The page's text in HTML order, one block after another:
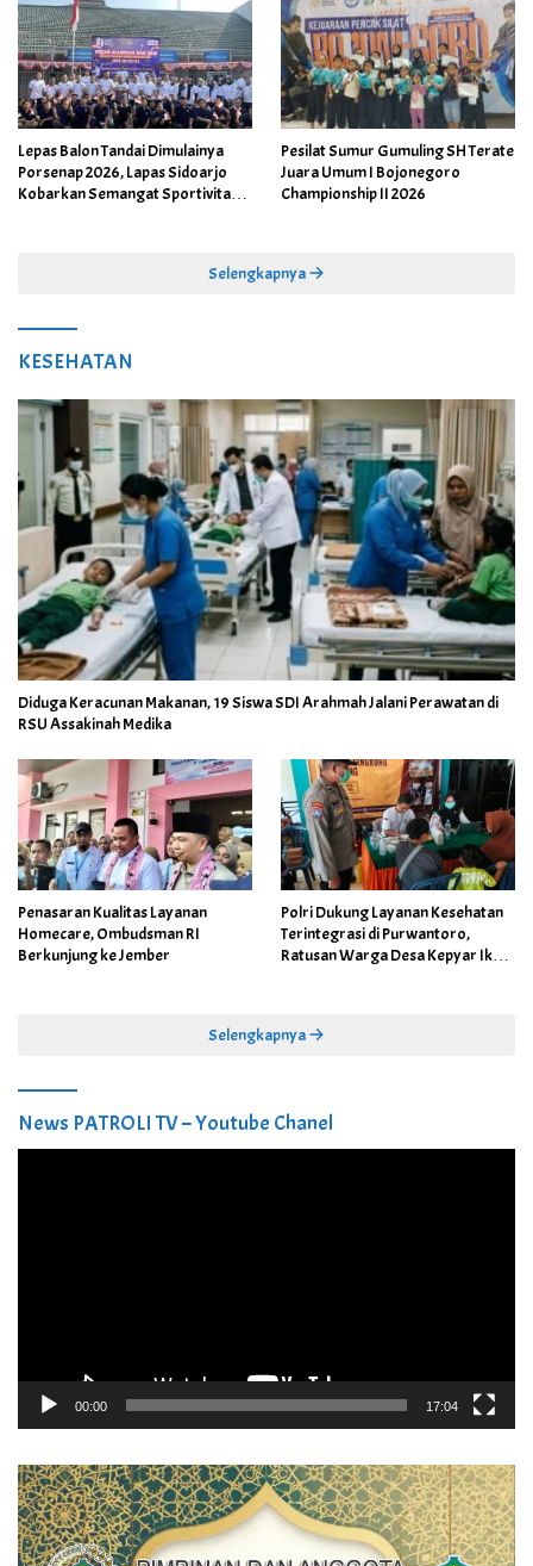
Lepas Balon Tandai Dimulainya
Porsenap 2026, Lapas Sidoarjo
Kobarkan Semangat Sportivitas
Pesilat Sumur Gumuling SH Terate
Juara Umum I Bojonegoro
Championship II 2026
Selengkapnya
KESEHATAN
Diduga Keracunan Makanan, 19 Siswa SDI Arahmah Jalani Perawatan di
RSU Assakinah Medika
Penasaran Kualitas Layanan
Homecare, Ombudsman RI
Berkunjung ke Jember
Polri Dukung Layanan Kesehatan
Terintegrasi di Purwantoro,
Ratusan Warga Desa Kepyar Ikuti
Selengkapnya
News PATROLI TV – Youtube Chanel
00:00 17:04